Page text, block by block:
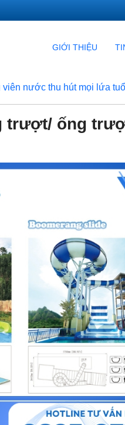
GIỚI THIỆU
viên nước thu hút mọi lứa
trượt/ ống